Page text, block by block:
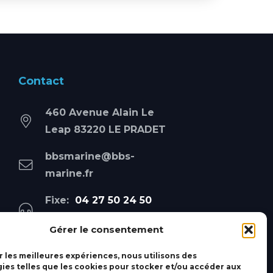
Gérer le consentement
les meilleures expériences, nous utilisons des
telles que les cookies pour stocker et/ou accéder aux
Contact
460 Avenue Alain Le
Leap 83220 LE PRADET
bbsmarine@bbs-
marine.fr
Fixe: 04 27 50 24 50